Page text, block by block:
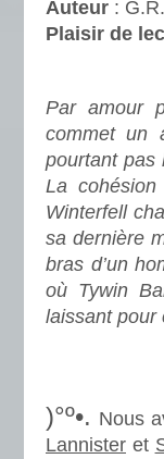
Auteur :
Plaisir de
Par amour
commet un
pourtant pas
La
Winterfell
sa dernière
bras d’un
où Tywin
laissant pour
)°º•. Nous
Lannister et